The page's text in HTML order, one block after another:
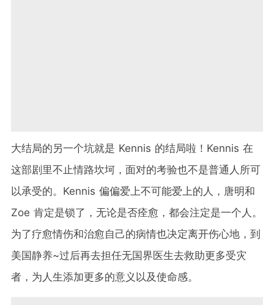
大结局的另一个坑就是 Kennis 的结局啦！Kennis 在
这部剧里不止情路坎坷，面对的考验也不是普通人所可
以承受的。Kennis 偏偏爱上不可能爱上的人，唐明和
Zoe 肯定是锁了，无论是否痊愈，都会注定是一个人。
为了疗愈情伤和治愈自己的病情也决定离开伤心地，到
美国静养~过后再去担任无国界医生去救助更多受灾
者，为人生添加更多的意义以及使命感。